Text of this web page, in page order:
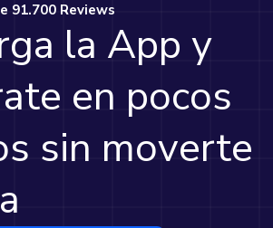
91.700 Reviews
la App y
en pocos
sin moverte